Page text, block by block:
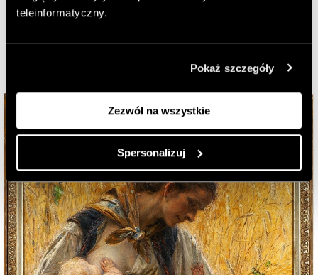
teleinformatyczny.
Pokaż szczegóły
Zezwól na wszystkie
Spersonalizuj